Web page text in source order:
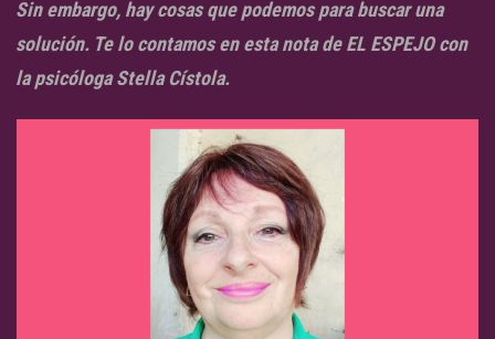
Sin embargo, hay cosas que podemos para buscar una
solución. Te lo contamos en esta nota de EL ESPEJO con
la psicóloga Stella Cístola.